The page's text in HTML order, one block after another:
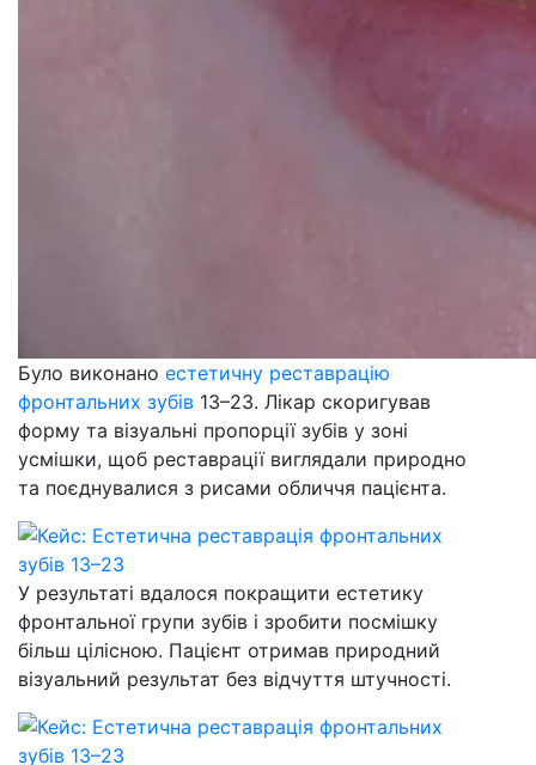
Було виконано естетичну реставрацію
фронтальних зубів 13–23. Лікар скоригував
форму та візуальні пропорції зубів у зоні
усмішки, щоб реставрації виглядали природно
та поєднувалися з рисами обличчя пацієнта.
У результаті вдалося покращити естетику
фронтальної групи зубів і зробити посмішку
більш цілісною. Пацієнт отримав природний
візуальний результат без відчуття штучності.